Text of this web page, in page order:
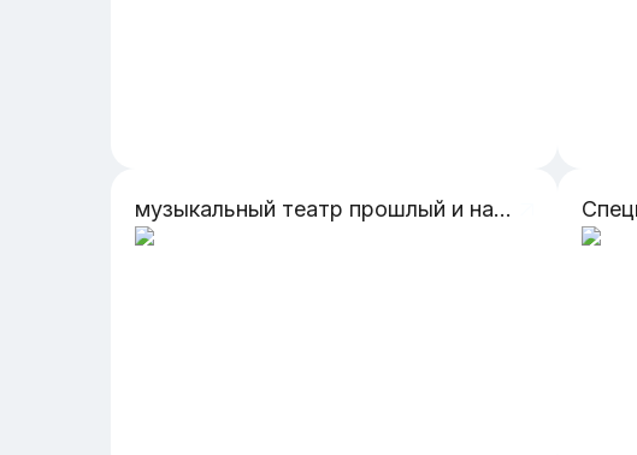
музыкальный театр прошлый и настоящий время